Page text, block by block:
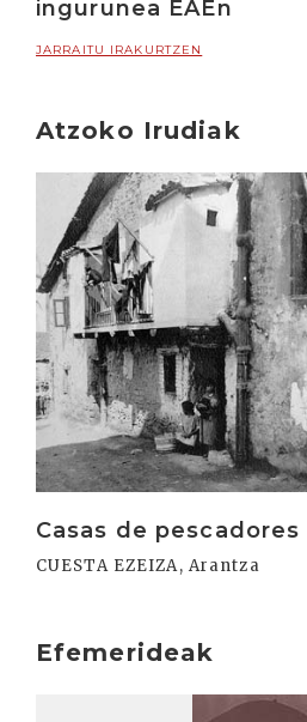
ingurunea EAEn
JARRAITU IRAKURTZEN
Atzoko Irudiak
Casas de
CUESTA EZEIZA, Arantza
Irakurri
Efemerideak